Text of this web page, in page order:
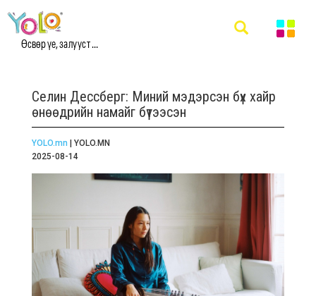
Өсвөр үе, залууст ...
Селин Дессберг: Миний мэдэрсэн бүх хайр
өнөөдрийн намайг бүтээсэн
YOLO.mn | YOLO.MN
2025-08-14